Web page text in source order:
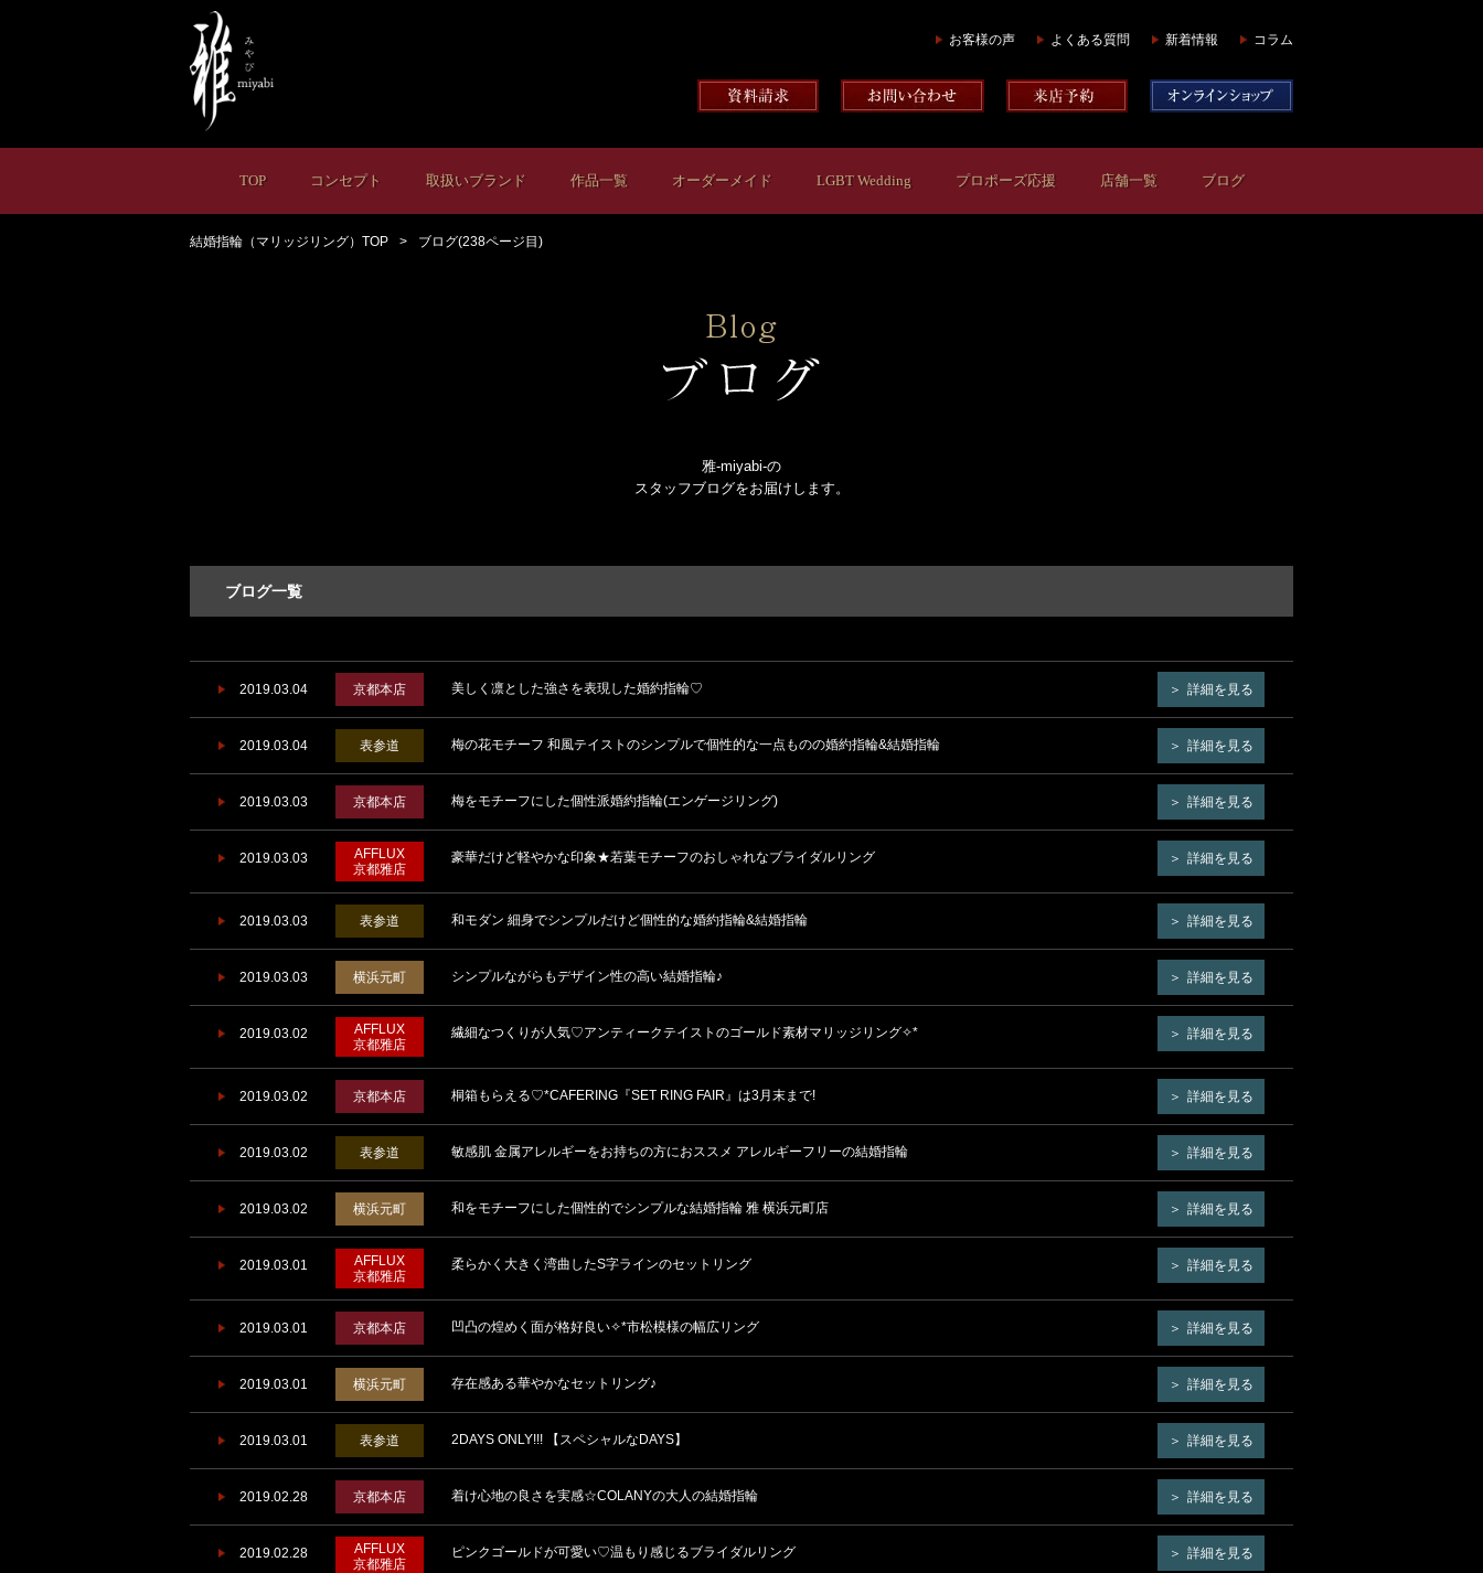
お客様の声 よくある質問 新着情報 コラム
TOP コンセプト 取扱いブランド 作品一覧 オーダーメイド LGBT Wedding プロポーズ応援 店舗一覧 ブログ
結婚指輪（マリッジリング）TOP ブログ(238ページ目)
雅-miyabi-の
スタッフブログをお届けします。
ブログ一覧
2019.03.04 京都本店 美しく凛とした強さを表現した婚約指輪♡ 詳細を見る
2019.03.04 表参道 梅の花モチーフ 和風テイストのシンプルで個性的な一点ものの婚約指輪&結婚指輪 詳細を見る
2019.03.03 京都本店 梅をモチーフにした個性派婚約指輪(エンゲージリング) 詳細を見る
2019.03.03
AFFLUX
京都雅店
豪華だけど軽やかな印象★若葉モチーフのおしゃれなブライダルリング 詳細を見る
2019.03.03 表参道 和モダン 細身でシンプルだけど個性的な婚約指輪&結婚指輪 詳細を見る
2019.03.03 横浜元町 シンプルながらもデザイン性の高い結婚指輪♪ 詳細を見る
2019.03.02
AFFLUX
京都雅店
繊細なつくりが人気♡アンティークテイストのゴールド素材マリッジリング✧* 詳細を見る
2019.03.02 京都本店 桐箱もらえる♡*CAFERING『SET RING FAIR』は3月末まで! 詳細を見る
2019.03.02 表参道 敏感肌 金属アレルギーをお持ちの方におススメ アレルギーフリーの結婚指輪 詳細を見る
2019.03.02 横浜元町 和をモチーフにした個性的でシンプルな結婚指輪 雅 横浜元町店 詳細を見る
2019.03.01
AFFLUX
京都雅店
柔らかく大きく湾曲したS字ラインのセットリング 詳細を見る
2019.03.01 京都本店 凹凸の煌めく面が格好良い✧*市松模様の幅広リング 詳細を見る
2019.03.01 横浜元町 存在感ある華やかなセットリング♪ 詳細を見る
2019.03.01 表参道 2DAYS ONLY!!! 【スペシャルなDAYS】 詳細を見る
2019.02.28 京都本店 着け心地の良さを実感☆COLANYの大人の結婚指輪 詳細を見る
2019.02.28
AFFLUX
京都雅店
ピンクゴールドが可愛い♡温もり感じるブライダルリング 詳細を見る